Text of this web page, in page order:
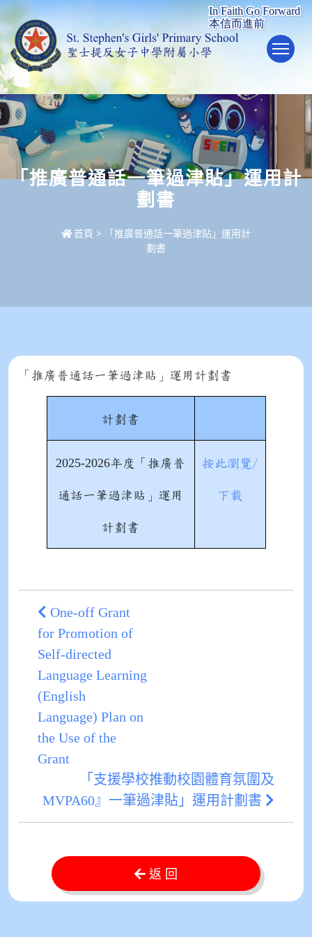
「推廣普通話一筆過津貼」運用計
劃書
首頁 >
「推廣普通話一筆過津貼」運用計
劃書
「推廣普通話一筆過津貼」運用計劃書
計劃書
2025-2026年度「推廣普
通話一筆過津貼」運用
計劃書
按此瀏覽/
下載
One-off Grant
for Promotion of
Self-directed
Language Learning
(English
Language) Plan on
the Use of the
Grant
「支援學校推動校園體育氛圍及
MVPA60』一筆過津貼」運用計劃書
返 回